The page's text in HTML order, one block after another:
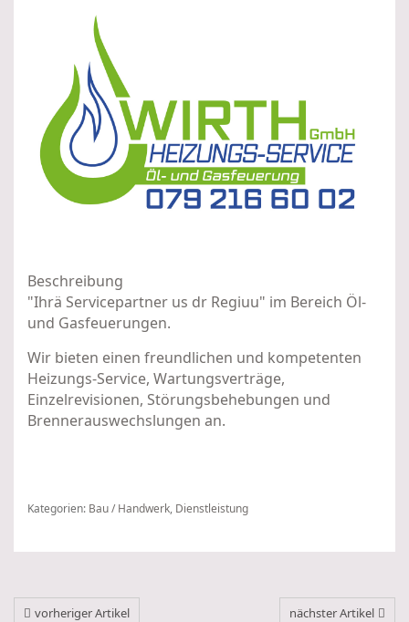
Beschreibung
"Ihrä Servicepartner us dr Regiuu" im Bereich Öl-
und Gasfeuerungen.
Wir bieten einen freundlichen und kompetenten
Heizungs-Service, Wartungsverträge,
Einzelrevisionen, Störungsbehebungen und
Brennerauswechslungen an.
Kategorien: Bau / Handwerk, Dienstleistung
vorheriger Artikel nächster Artikel